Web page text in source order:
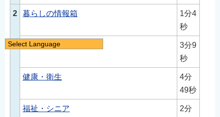
2 暮らしの情報箱
1分4
秒
お知らせ
3分9
秒
健康・衛生
4分
49秒
福祉・シニア
2分
Select Language
English
繁體中文